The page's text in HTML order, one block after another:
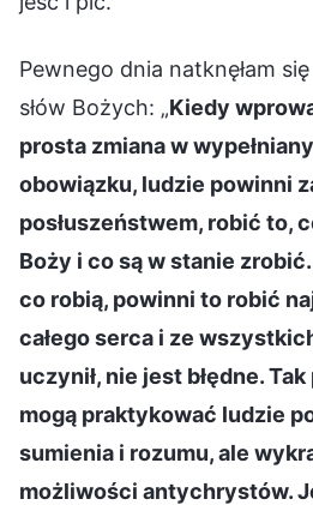
Pewnego dnia natknęłam
słów Bożych: „Kiedy
prosta zmiana w
obowiązku, ludzie powinni
posłuszeństwem, robić to,
Boży i co są w stanie
co robią, powinni to robić
całego serca i ze
uczynił, nie jest błędne.
mogą praktykować ludzie
sumienia i rozumu, ale
możliwości antychrystów.